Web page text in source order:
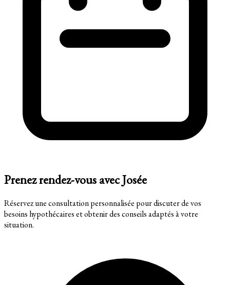
Prenez rendez-vous avec Josée
Réservez une consultation personnalisée pour discuter de vos
besoins hypothécaires et obtenir des conseils adaptés à votre
situation.